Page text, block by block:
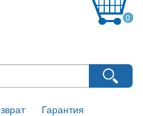
0
Гарантия